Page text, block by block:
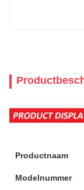
Productnaam
Modelnummer